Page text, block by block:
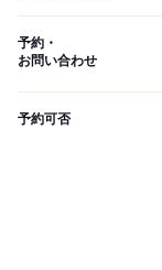
予約・
お問い合わせ
予約可否